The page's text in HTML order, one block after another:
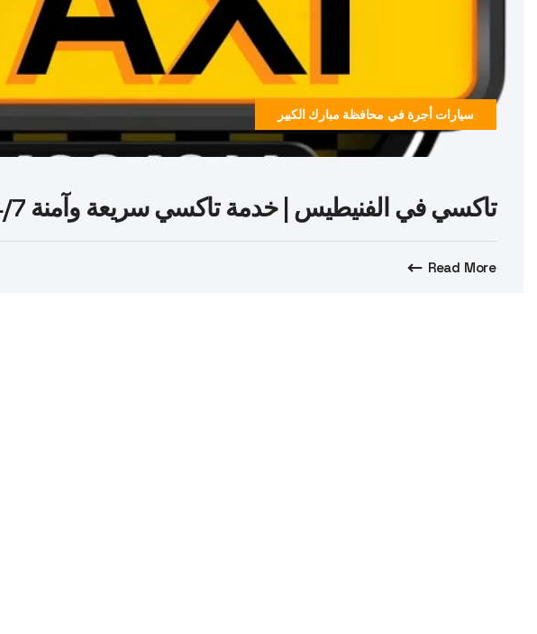
سيارات أجرة في محافظة مبارك الكبير
تاكسي في الفنيطيس | خدمة تاكسي سريعة وآمنة 24/7 في الكويت
Read More